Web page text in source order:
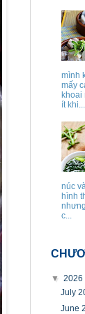
mình
mấy
khoai
ít khi...
núc
hình
c...
▼ 2026
July
June